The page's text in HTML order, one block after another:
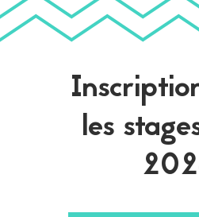
les